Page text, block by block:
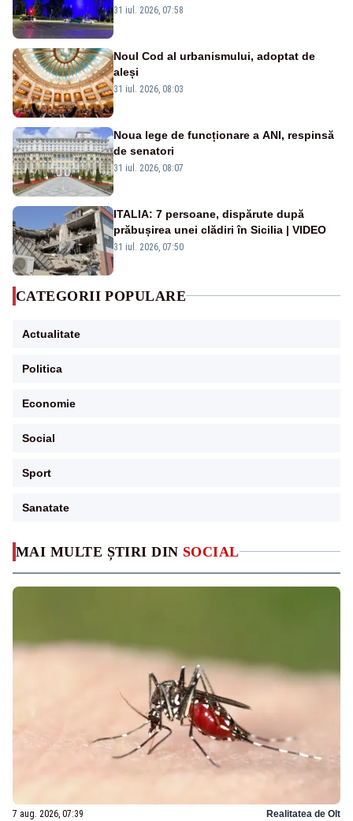
MAI MULTE ȘTIRI DIN SOCIAL
7 aug. 2026, 07:39 Realitatea de Olt
Victoria, iluminat în albastru
31 iul. 2026, 07:58
Noul Cod al urbanismului, adoptat de
aleși
31 iul. 2026, 08:03
Noua lege de funcționare a ANI, respinsă
de senatori
31 iul. 2026, 08:07
ITALIA: 7 persoane, dispărute după
prăbușirea unei clădiri în Sicilia | VIDEO
31 iul. 2026, 07:50
CATEGORII POPULARE
Actualitate
Politica
Economie
Social
Sport
Sanatate